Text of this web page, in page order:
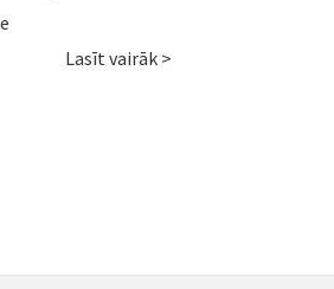
Lasīt vairāk >